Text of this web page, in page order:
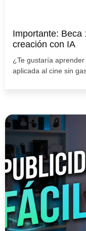
Importante: Beca
creación con IA
¿Te gustaría
aplicada al cine sin